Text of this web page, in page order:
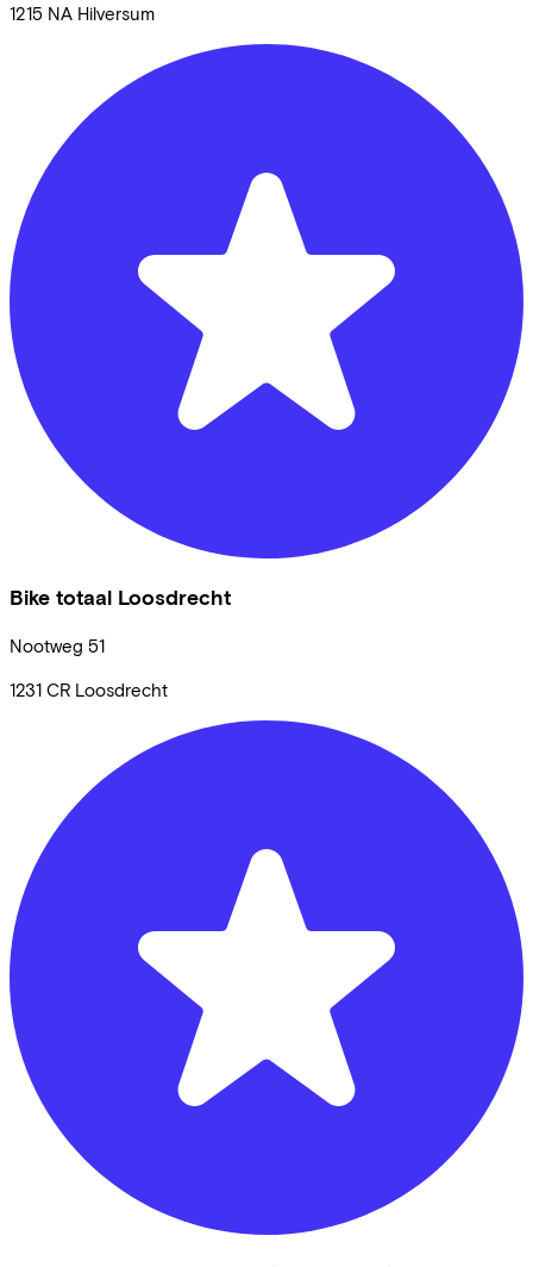
1215 NA Hilversum
Bike totaal Loosdrecht
Nootweg 51
1231 CR Loosdrecht